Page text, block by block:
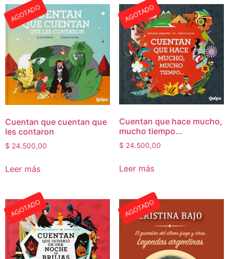
AGOTADO
Cuentan que cuentan que
les contaron
$ 24.500,00
Leer más
AGOTADO
Cuentan que hace mucho,
mucho tiempo…
$ 24.500,00
Leer más
AGOTADO AGOTADO